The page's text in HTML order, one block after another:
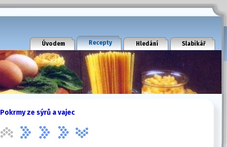
Úvodem Recepty Hledání Slabikář
Pokrmy ze sýrů a vajec